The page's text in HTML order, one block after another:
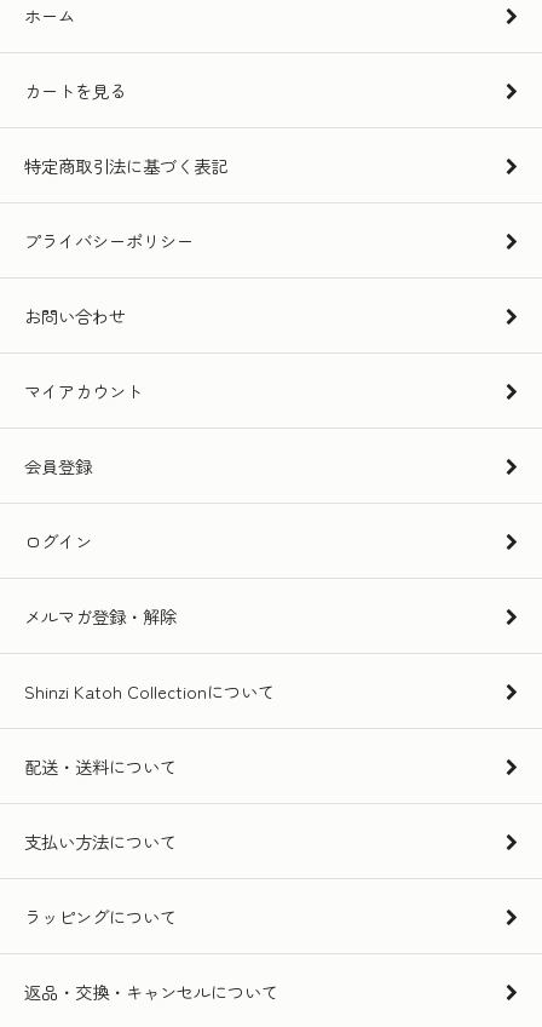
ホーム
カートを見る
特定商取引法に基づく表記
プライバシーポリシー
お問い合わせ
マイアカウント
会員登録
ログイン
メルマガ登録・解除
Shinzi Katoh Collectionについて
配送・送料について
支払い方法について
ラッピングについて
返品・交換・キャンセルについて